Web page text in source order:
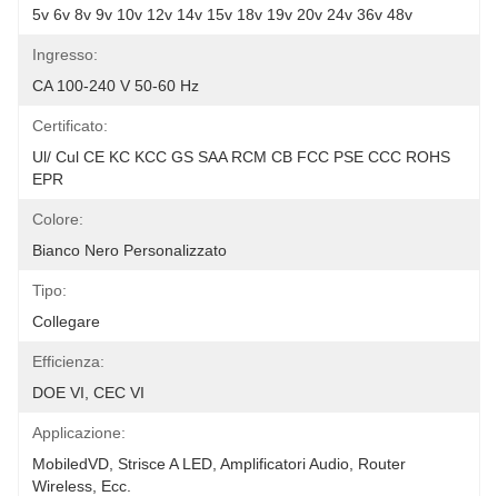
5v 6v 8v 9v 10v 12v 14v 15v 18v 19v 20v 24v 36v 48v
Ingresso:
CA 100-240 V 50-60 Hz
Certificato:
Ul/ Cul CE KC KCC GS SAA RCM CB FCC PSE CCC ROHS
EPR
Colore:
Bianco Nero Personalizzato
Tipo:
Collegare
Efficienza:
DOE VI, CEC VI
Applicazione:
MobiledVD, Strisce A LED, Amplificatori Audio, Router
Wireless, Ecc.